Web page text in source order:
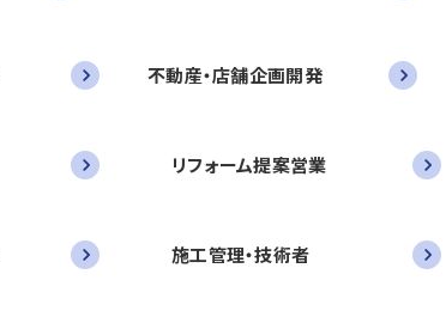
不動産・店舗企画開発
リフォーム提案営業
施工管理・技術者